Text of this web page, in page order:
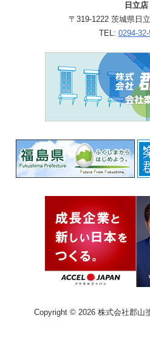
日立店
〒319-1222 茨城県日
TEL: 0294-
Copyright © 2026 株式会社郡山